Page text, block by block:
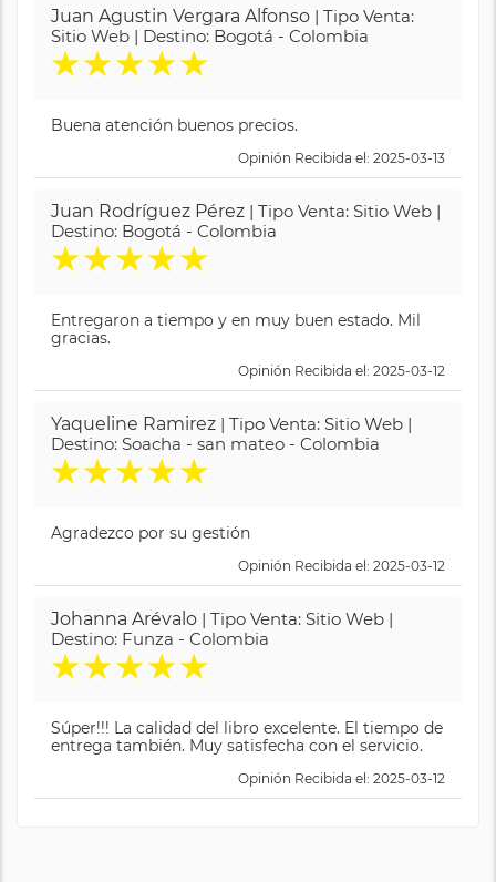
Juan Agustin Vergara Alfonso | Tipo Venta:
Sitio Web | Destino: Bogotá - Colombia
★★★★★
Buena atención buenos precios.
Opinión Recibida el: 2025-03-13
Juan Rodríguez Pérez | Tipo Venta: Sitio Web |
Destino: Bogotá - Colombia
★★★★★
Entregaron a tiempo y en muy buen estado. Mil
gracias.
Opinión Recibida el: 2025-03-12
Yaqueline Ramirez | Tipo Venta: Sitio Web |
Destino: Soacha - san mateo - Colombia
★★★★★
Agradezco por su gestión
Opinión Recibida el: 2025-03-12
Johanna Arévalo | Tipo Venta: Sitio Web |
Destino: Funza - Colombia
★★★★★
Súper!!! La calidad del libro excelente. El tiempo de
entrega también. Muy satisfecha con el servicio.
Opinión Recibida el: 2025-03-12